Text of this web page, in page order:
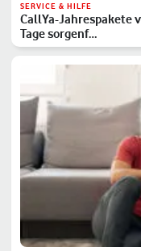
SERVICE & HILFE
CallYa-Jahrespakete
Tage sorgenf…